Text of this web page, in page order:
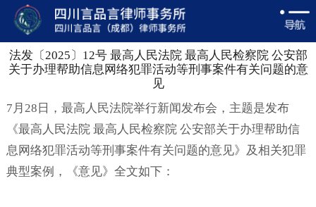
法发〔2025〕12号 最高人民法院 最高人民检察院 公安部
关于办理帮助信息网络犯罪活动等刑事案件有关问题的意
见
7月28日，最高人民法院举行新闻发布会，主题是发布
《最高人民法院 最高人民检察院 公安部关于办理帮助信
息网络犯罪活动等刑事案件有关问题的意见》及相关犯罪
典型案例，《意见》全文如下：